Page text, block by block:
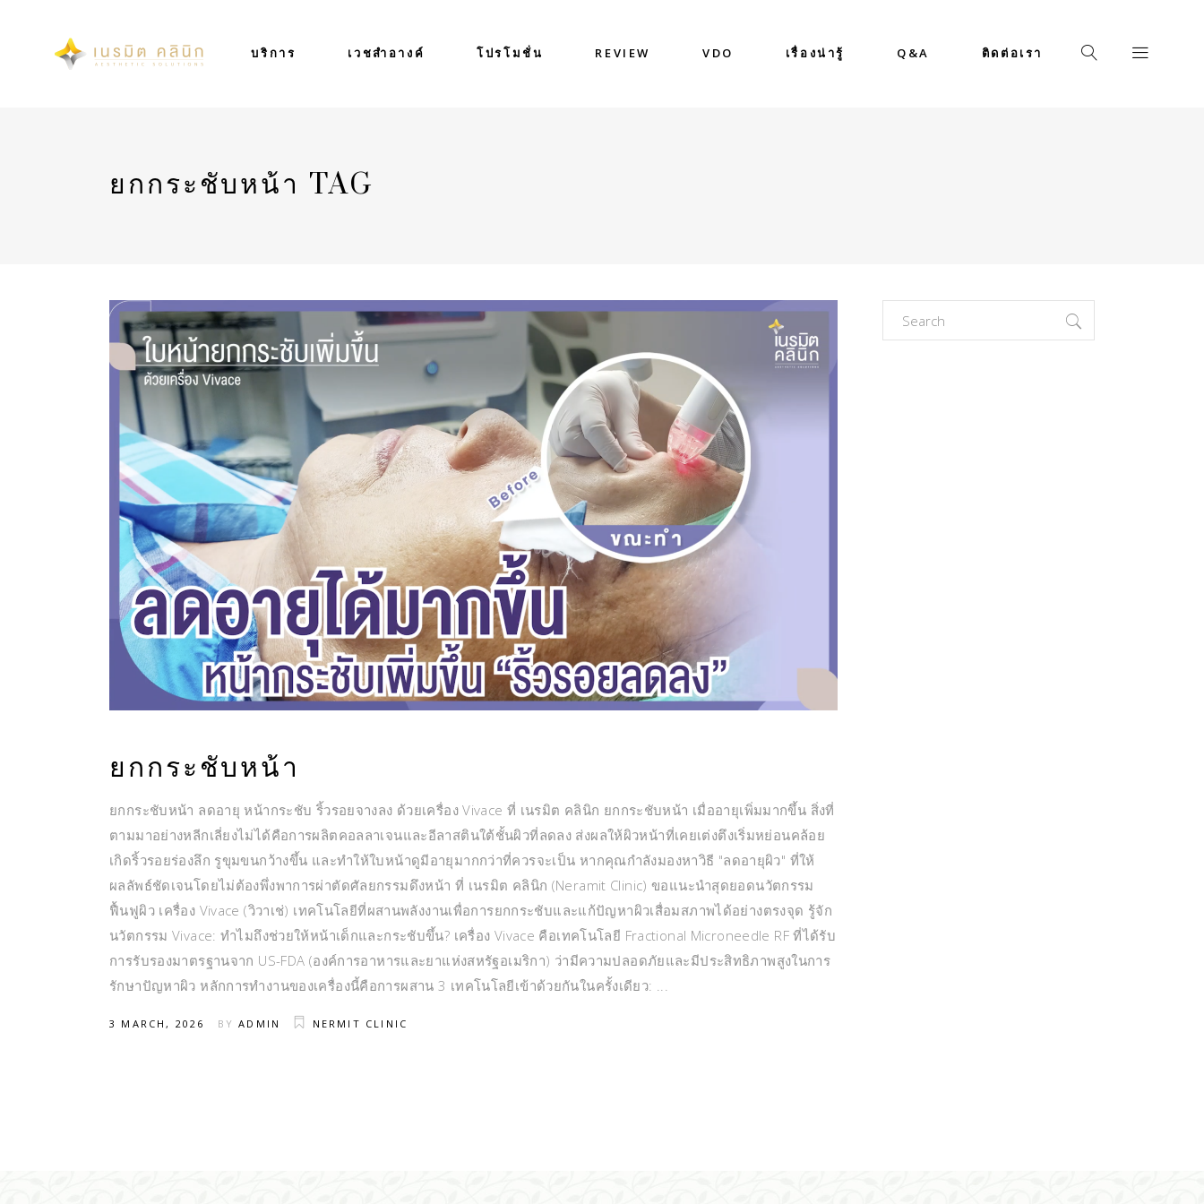
บริการ เวชสำอางค์ โปรโมชั่น REVIEW VDO เรื่องน่ารู้ Q&A ติดต่อเรา
ยกกระชับหน้า TAG
ยกกระชับหน้า
ยกกระชับหน้า ลดอายุ หน้ากระชับ ริ้วรอยจางลง ด้วยเครื่อง Vivace ที่ เนรมิต คลินิก ยกกระชับหน้า เมื่ออายุเพิ่มมากขึ้น สิ่งที่
ตามมาอย่างหลีกเลี่ยงไม่ได้คือการผลิตคอลลาเจนและอีลาสตินใต้ชั้นผิวที่ลดลง ส่งผลให้ผิวหน้าที่เคยเต่งตึงเริ่มหย่อนคล้อย
เกิดริ้วรอยร่องลึก รูขุมขนกว้างขึ้น และทำให้ใบหน้าดูมีอายุมากกว่าที่ควรจะเป็น หากคุณกำลังมองหาวิธี "ลดอายุผิว" ที่ให้
ผลลัพธ์ชัดเจนโดยไม่ต้องพึ่งพาการผ่าตัดศัลยกรรมดึงหน้า ที่ เนรมิต คลินิก (Neramit Clinic) ขอแนะนำสุดยอดนวัตกรรม
ฟื้นฟูผิว เครื่อง Vivace (วิวาเช่) เทคโนโลยีที่ผสานพลังงานเพื่อการยกกระชับและแก้ปัญหาผิวเสื่อมสภาพได้อย่างตรงจุด รู้จัก
นวัตกรรม Vivace: ทำไมถึงช่วยให้หน้าเด็กและกระชับขึ้น? เครื่อง Vivace คือเทคโนโลยี Fractional Microneedle RF ที่ได้รับ
การรับรองมาตรฐานจาก US-FDA (องค์การอาหารและยาแห่งสหรัฐอเมริกา) ว่ามีความปลอดภัยและมีประสิทธิภาพสูงในการ
รักษาปัญหาผิว หลักการทำงานของเครื่องนี้คือการผสาน 3 เทคโนโลยีเข้าด้วยกันในครั้งเดียว:
3 MARCH, 2026 BYADMIN NERMIT CLINIC
Search
for: